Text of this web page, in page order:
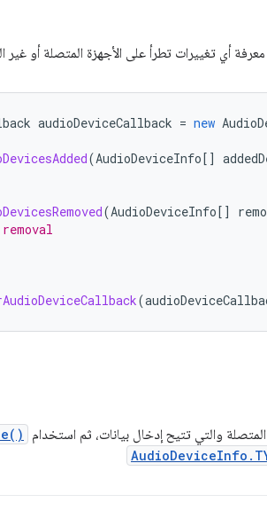
أي تغييرات تطرأ على الأجهزة المتصلة أو غير
audioDeviceCallback = new
(AudioDeviceInfo[]
(AudioDeviceInfo[]
(
والتي تتيح إدخال بيانات، ثم استخدام